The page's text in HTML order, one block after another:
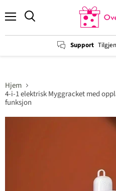
Support
Hjem
4-i-1 elektrisk Myggracket med
funksjon